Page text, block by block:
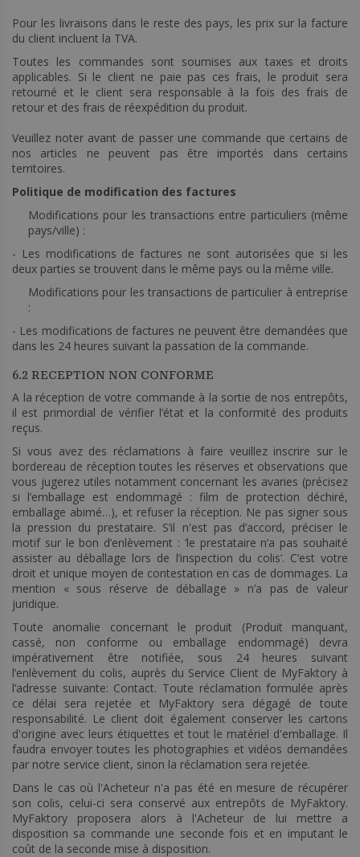
Pour les livraisons dans le reste des pays, les prix sur la facture
du client incluent la TVA.
Toutes les commandes sont soumises aux taxes et droits
applicables. Si le client ne paie pas ces frais, le produit sera
retourné et le client sera responsable à la fois des frais de
retour et des frais de réexpédition du produit.
Veuillez noter avant de passer une commande que certains de
nos articles ne peuvent pas être importés dans certains
territoires.
Politique de modification des factures
Modifications pour les transactions entre particuliers (même
pays/ville) :
- Les modifications de factures ne sont autorisées que si les
deux parties se trouvent dans le même pays ou la même ville.
Modifications pour les transactions de particulier à entreprise
:
- Les modifications de factures ne peuvent être demandées que
dans les 24 heures suivant la passation de la commande.
6.2 RECEPTION NON CONFORME
A la réception de votre commande à la sortie de nos entrepôts,
il est primordial de vérifier l’état et la conformité des produits
reçus.
Si vous avez des réclamations à faire veuillez inscrire sur le
bordereau de réception toutes les réserves et observations que
vous jugerez utiles notamment concernant les avaries (précisez
si l’emballage est endommagé : film de protection déchiré,
emballage abimé…), et refuser la réception. Ne pas signer sous
la pression du prestataire. S’il n'est pas d’accord, préciser le
motif sur le bon d’enlèvement : ‘le prestataire n’a pas souhaité
assister au déballage lors de l’inspection du colis’. C’est votre
droit et unique moyen de contestation en cas de dommages. La
mention « sous réserve de déballage » n’a pas de valeur
juridique.
Toute anomalie concernant le produit (Produit manquant,
cassé, non conforme ou emballage endommagé) devra
impérativement être notifiée, sous 24 heures suivant
l’enlèvement du colis, auprès du Service Client de MyFaktory à
l’adresse suivante: Contact. Toute réclamation formulée après
ce délai sera rejetée et MyFaktory sera dégagé de toute
responsabilité. Le client doit également conserver les cartons
d'origine avec leurs étiquettes et tout le matériel d'emballage. Il
faudra envoyer toutes les photographies et vidéos demandées
par notre service client, sinon la réclamation sera rejetée.
Dans le cas où l'Acheteur n'a pas été en mesure de récupérer
son colis, celui-ci sera conservé aux entrepôts de MyFaktory.
MyFaktory proposera alors à l'Acheteur de lui mettre a
disposition sa commande une seconde fois et en imputant le
coût de la seconde mise à disposition.